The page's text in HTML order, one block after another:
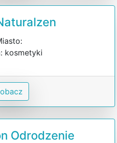
kosmetyki
Odrodzenie